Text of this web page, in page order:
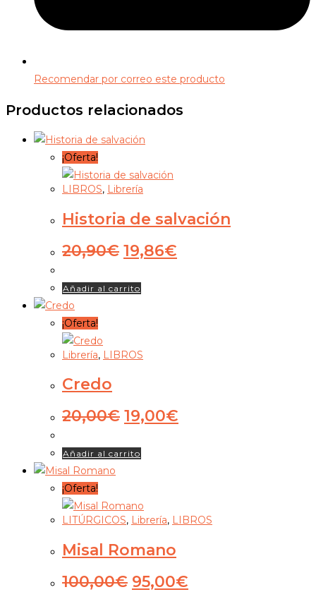
Recomendar por correo este producto
Productos relacionados
¡Oferta!
LIBROS, Librería
Historia de salvación
20,90€ El
original
era:
19,86€
Añadir al carrito
¡Oferta!
Librería, LIBROS
Credo
20,00€ El
original
era:
19,00€
Añadir al carrito
¡Oferta!
LITÚRGICOS, Librería, LIBROS
Misal Romano
100,00€ El
95,00€